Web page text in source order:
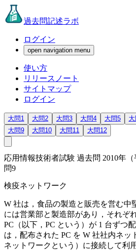
過去問記述ラボ
ログイン
open navigation menu
使い方
リリースノート
サイトマップ
ログイン
大問1 大問2 大問3 大問4 大問5
大問9
大問10 大問11 大問12
応用情報技術者試験 過去問 2010年
問9
検疫ネットワーク
W 社は，食品の製造と販売を営む中
には営業部と製造部があり，それぞ
PC（以下，PC という）が 1 台ずつ
は，配布された PC を W 社社内ネッ
ネットワークという）に接続して利